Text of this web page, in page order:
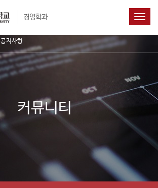
T
o
n
a
a
t
공지사항
커뮤니티